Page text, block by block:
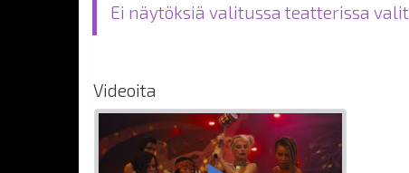
Ei näytöksiä valitussa teatterissa
Videoita